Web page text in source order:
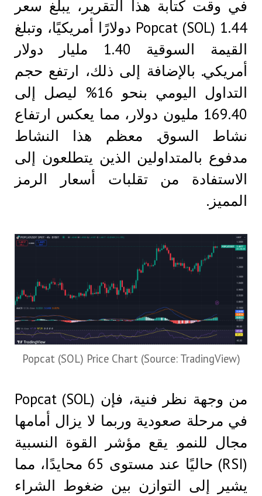
في وقت كتابة هذا التقرير، يبلغ سعر
Popcat (SOL) 1.44 دولارًا أمريكيًا، وتبلغ
القيمة السوقية 1.40 مليار دولار
أمريكي. بالإضافة إلى ذلك، ارتفع حجم
التداول اليومي بنحو 16% ليصل إلى
169.40 مليون دولار، مما يعكس ارتفاع
نشاط السوق. معظم هذا النشاط
مدفوع بالمتداولين الذين يتطلعون إلى
الاستفادة من تقلبات أسعار الرمز
المميز.
Popcat (SOL) Price Chart (Source: TradingView)
من وجهة نظر فنية، فإن Popcat (SOL)
في مرحلة صعودية وربما لا يزال أمامها
مجال للنمو. يقع مؤشر القوة النسبية
(RSI) حاليًا عند مستوى 65 محايدًا، مما
يشير إلى التوازن بين ضغوط الشراء